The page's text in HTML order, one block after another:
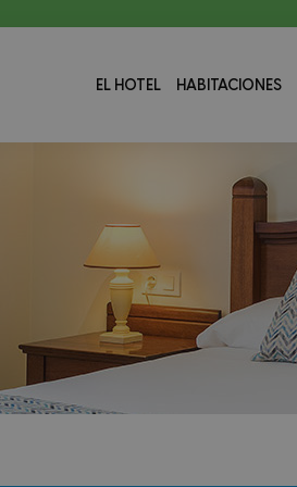
EL HOTEL HABITACIONES